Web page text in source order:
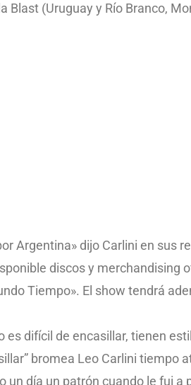
Blast (Uruguay y Río Branco,
Argentina» dijo Carlini en sus
discos y merchandising
Tiempo». El show tendrá
difícil de encasillar, tienen
bromea Leo Carlini tiempo
día un patrón cuando le fui a